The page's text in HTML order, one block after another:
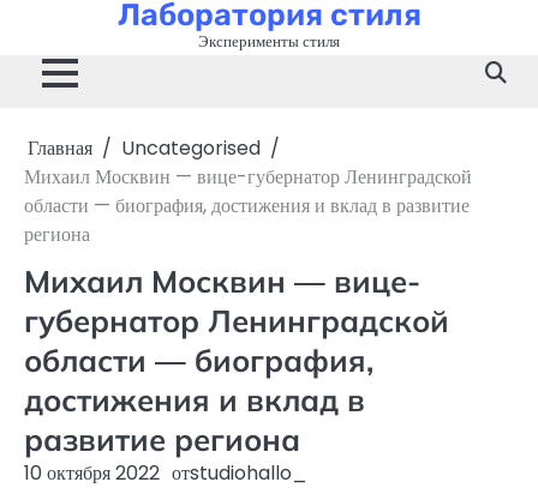
содержимому
Лаборатория стиля
Эксперименты стиля
Главная
Uncategorised
Михаил Москвин — вице-губернатор Ленинградской
области — биография, достижения и вклад в развитие
региона
Михаил Москвин — вице-
губернатор Ленинградской
области — биография,
достижения и вклад в
развитие региона
10 октября 2022 отstudiohallo_